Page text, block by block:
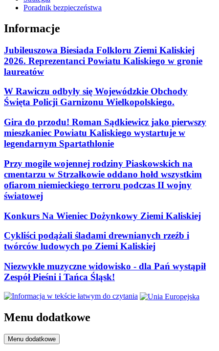
Poradnik bezpieczeństwa
Informacje
Jubileuszowa Biesiada Folkloru Ziemi Kaliskiej
2026. Reprezentanci Powiatu Kaliskiego w gronie
laureatów
W Rawiczu odbyły się Wojewódzkie Obchody
Święta Policji Garnizonu Wielkopolskiego.
Gira do przodu! Roman Sądkiewicz jako pierwszy
mieszkaniec Powiatu Kaliskiego wystartuje w
legendarnym Spartathlonie
Przy mogile wojennej rodziny Piaskowskich na
cmentarzu w Strzałkowie oddano hołd wszystkim
ofiarom niemieckiego terroru podczas II wojny
światowej
Konkurs Na Wieniec Dożynkowy Ziemi Kaliskiej
Cykliści podążali śladami drewnianych rzeźb i
twórców ludowych po Ziemi Kaliskiej
Niezwykłe muzyczne widowisko - dla Pań wystąpił
Zespół Pieśni i Tańca Śląsk!
Menu dodatkowe
Menu dodatkowe